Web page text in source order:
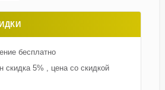
бесплатно
скидка 5% , цена со скидкой